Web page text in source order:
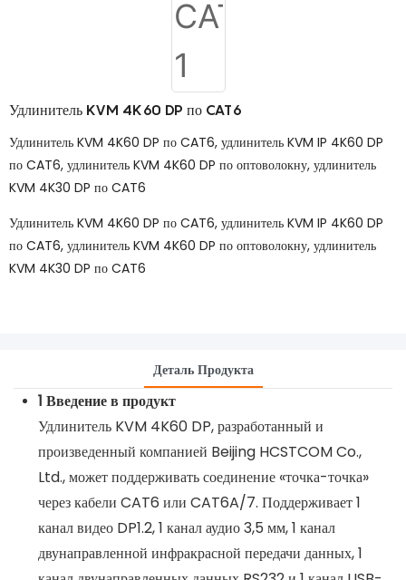
Удлинитель KVM 4K60 DP по CAT6
Удлинитель KVM 4K60 DP по CAT6, удлинитель KVM IP 4K60 DP
по CAT6, удлинитель KVM 4K60 DP по оптоволокну, удлинитель
KVM 4K30 DP по CAT6
Удлинитель KVM 4K60 DP по CAT6, удлинитель KVM IP 4K60 DP
по CAT6, удлинитель KVM 4K60 DP по оптоволокну, удлинитель
KVM 4K30 DP по CAT6
Деталь Продукта
1 Введение в продукт
Удлинитель KVM 4K60 DP, разработанный и
произведенный компанией Beijing HCSTCOM Co.,
Ltd., может поддерживать соединение «точка-точка»
через кабели CAT6 или CAT6A/7. Поддерживает 1
канал видео DP1.2, 1 канал аудио 3,5 мм, 1 канал
двунаправленной инфракрасной передачи данных, 1